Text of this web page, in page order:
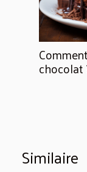
chocolat
Similaire